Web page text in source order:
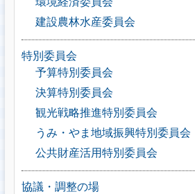
建設農林水産委員会
特別委員会
予算特別委員会
決算特別委員会
観光戦略推進特別委員会
うみ・やま地域振興特別委員会
公共財産活用特別委員会
協議・調整の場